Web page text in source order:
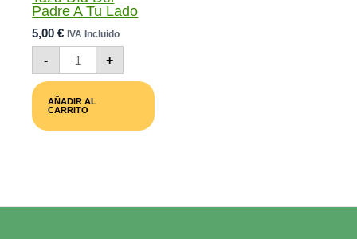
Padre A Tu Lado
5,00€ IVA Incluido
-
Taza
Día
Del
A
Lado
+
AÑADIR AL
CARRITO